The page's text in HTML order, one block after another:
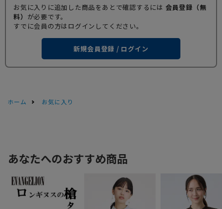
お気に入りに追加した商品をあとで確認するには 会員登録（無
料） が必要です。
すでに会員の方はログインしてください。
新規会員登録 / ログイン
ホーム お気に入り